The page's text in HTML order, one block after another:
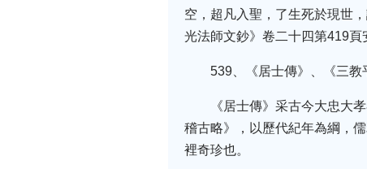
空，超凡入聖，了生死於現世
光法師文鈔》卷二十四第419頁
539、《居士傳》、《三
《居士傳》采古今大忠大
稽古略》，以歷代紀年為綱，
裡奇珍也。